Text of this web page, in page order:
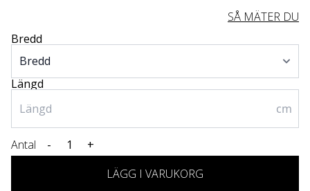
SÅ MÄTER DU
Bredd
Längd
cm
Antal -
+
LÄGG I VARUKORG